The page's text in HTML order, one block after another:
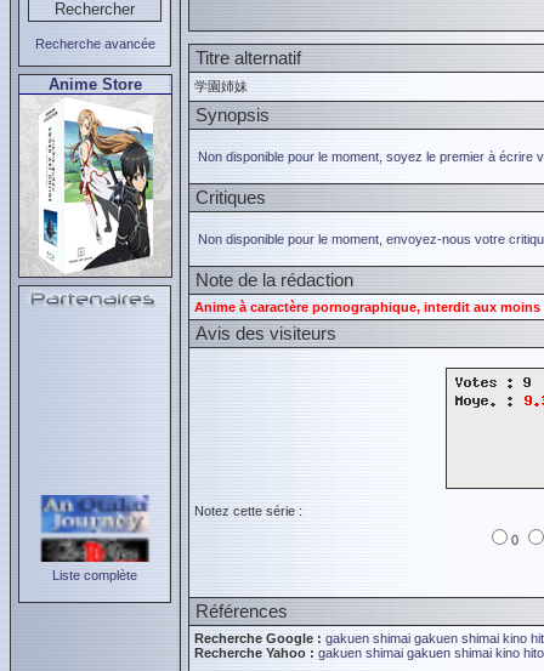
Recherche avancée
Anime Store
Liste complète
Titre alternatif
学園姉妹
Synopsis
Non disponible pour le moment, soyez le premier à écrire
Critiques
Non disponible pour le moment, envoyez-nous votre
Note de la rédaction
Anime à caractère pornographique, interdit aux moins
Avis des visiteurs
Notez cette série :
0
Références
Recherche Google : gakuen shimai gakuen shimai kino
Recherche Yahoo : gakuen shimai gakuen shimai kino